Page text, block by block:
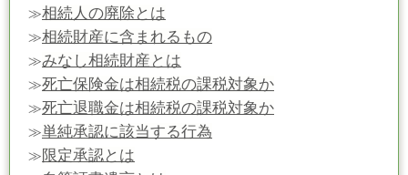
≫相続人の廃除とは
≫相続財産に含まれるもの
≫みなし相続財産とは
≫死亡保険金は相続税の課税対象か
≫死亡退職金は相続税の課税対象か
≫単純承認に該当する行為
≫ 限定承認とは